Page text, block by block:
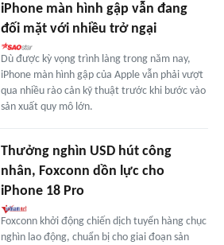
iPhone màn hình gập vẫn đang
đối mặt với nhiều trở ngại
Dù được kỳ vọng trình làng trong năm nay,
iPhone màn hình gập của Apple vẫn phải vượt
qua nhiều rào cản kỹ thuật trước khi bước vào
sản xuất quy mô lớn.
Thưởng nghìn USD hút công
nhân, Foxconn dồn lực cho
iPhone 18 Pro
Foxconn khởi động chiến dịch tuyển hàng chục
nghìn lao động, chuẩn bị cho giai đoạn sản